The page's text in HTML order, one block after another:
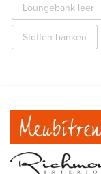
Loungebank leer
Stoffen banken